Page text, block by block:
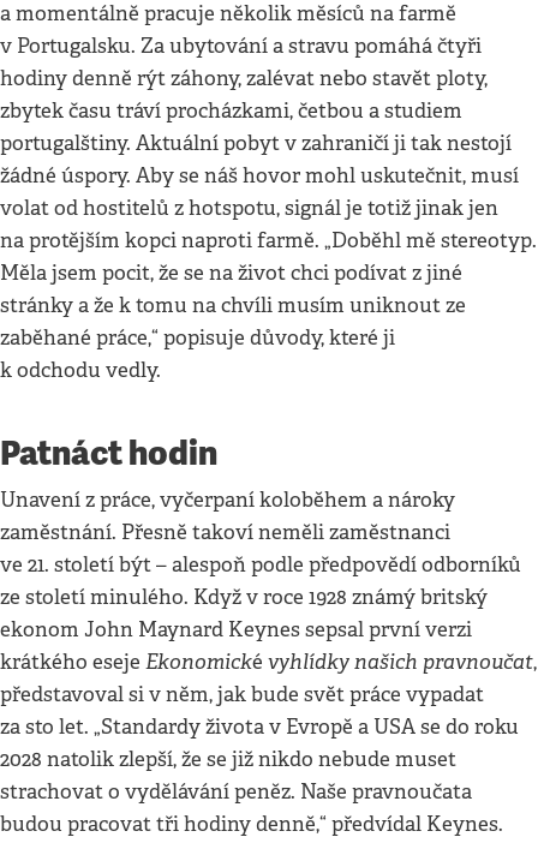
a momentálně pracuje několik měsíců na farmě
v Portugalsku. Za ubytování a stravu pomáhá čtyři
hodiny denně rýt záhony, zalévat nebo stavět ploty,
zbytek času tráví procházkami, četbou a studiem
portugalštiny. Aktuální pobyt v zahraničí ji tak nestojí
žádné úspory. Aby se náš hovor mohl uskutečnit, musí
volat od hostitelů z hotspotu, signál je totiž jinak jen
na protějším kopci naproti farmě. „Doběhl mě stereotyp.
Měla jsem pocit, že se na život chci podívat z jiné
stránky a že k tomu na chvíli musím uniknout ze
zaběhané práce,“ popisuje důvody, které ji
k odchodu vedly.
Patnáct hodin
Unavení z práce, vyčerpaní koloběhem a nároky
zaměstnání. Přesně takoví neměli zaměstnanci
ve 21. století být – alespoň podle předpovědí odborníků
ze století minulého. Když v roce 1928 známý britský
ekonom John Maynard Keynes sepsal první verzi
krátkého eseje Ekonomické vyhlídky našich pravnoučat,
představoval si v něm, jak bude svět práce vypadat
za sto let. „Standardy života v Evropě a USA se do roku
2028 natolik zlepší, že se již nikdo nebude muset
strachovat o vydělávání peněz. Naše pravnoučata
budou pracovat tři hodiny denně,“ předvídal Keynes.